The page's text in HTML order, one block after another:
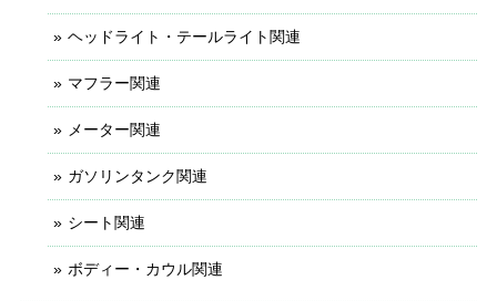
ヘッドライト・テールライト関連
マフラー関連
メーター関連
ガソリンタンク関連
シート関連
ボディー・カウル関連